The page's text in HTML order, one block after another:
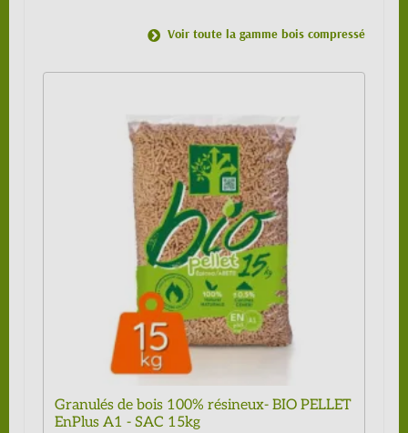
Voir toute la gamme bois compressé
Granulés de bois 100% résineux- BIO PELLET
EnPlus A1 - SAC 15kg